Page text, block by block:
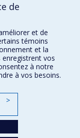
de
et de
témoins
et la
enregistrent vos
à notre
à vos besoins.
>